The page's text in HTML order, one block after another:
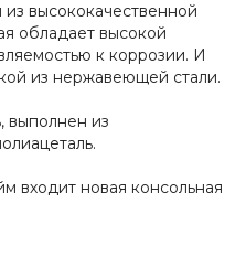
из высококачественной
обладает высокой
к коррозии. И
из нержавеющей стали.
выполнен из
входит новая консольная